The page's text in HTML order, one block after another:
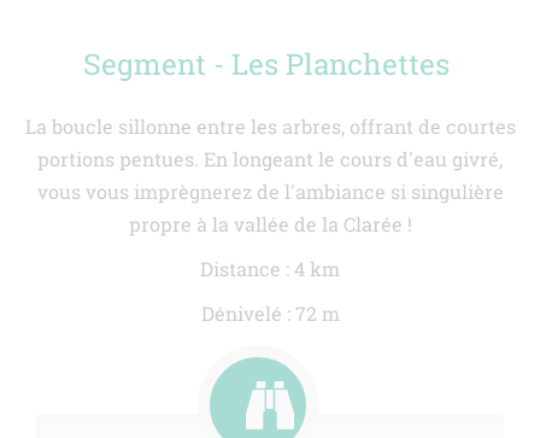
Segment - Les Planchettes
La boucle sillonne entre les arbres, offrant de courtes
portions pentues. En longeant le cours d'eau givré,
vous vous imprègnerez de l'ambiance si singulière
propre à la vallée de la Clarée !
Distance : 4 km
Dénivelé : 72 m